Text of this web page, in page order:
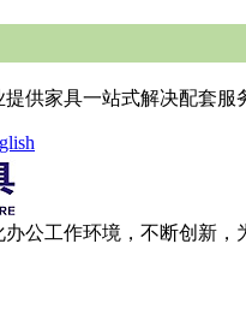
供家具一站式解决配套服
办公工作环境，不断创新